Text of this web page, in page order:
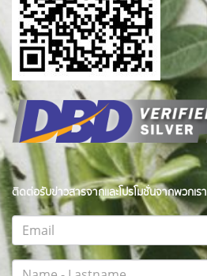
ติดต่อรับข่าวสารจากและโปรโมชั่นจากพวกเรา